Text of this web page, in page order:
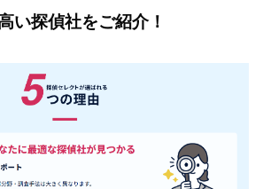
い探偵社をご紹介！